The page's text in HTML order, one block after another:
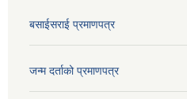
बसाईसराई प्रमाणपत्र
जन्म दर्ताको प्रमाणपत्र